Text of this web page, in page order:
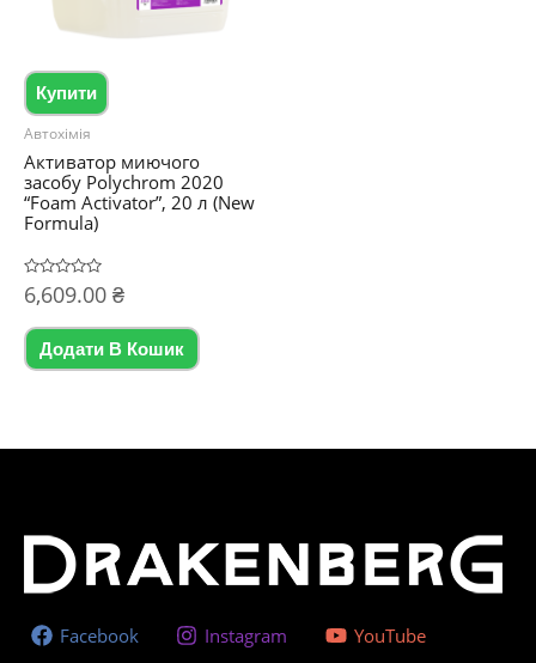
Купити
Автохімія
Активатор миючого
засобу Polychrom 2020
“Foam Activator”, 20 л (New
Formula)
Оцінено
в
з
6,609.00 ₴
Додати В Кошик
Facebook Instagram YouTube